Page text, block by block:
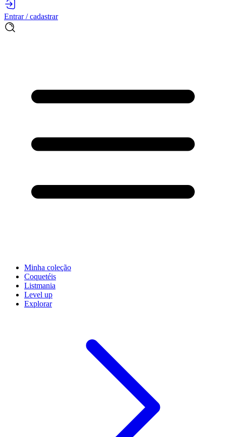
Entrar / cadastrar
Minha coleção
Coquetéis
Listmania
Level up
Explorar